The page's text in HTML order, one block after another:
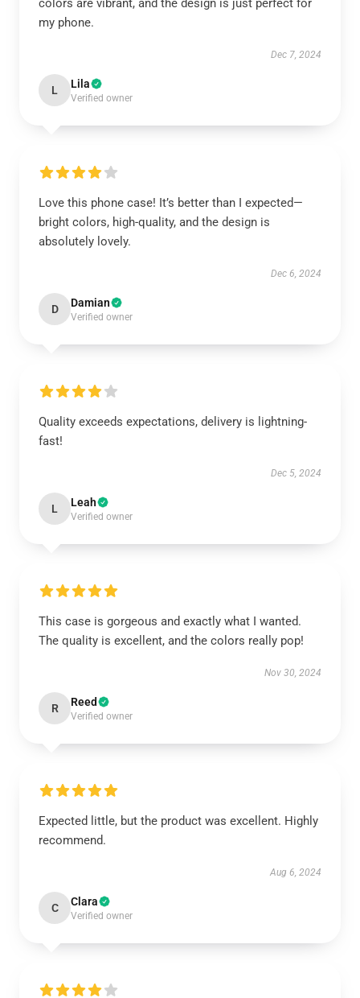
colors are vibrant, and the design is just perfect for
my phone.
Dec 7, 2024
L Lila
Verified owner
Love this phone case! It’s better than I expected—
bright colors, high-quality, and the design is
absolutely lovely.
Dec 6, 2024
D Damian
Verified owner
Quality exceeds expectations, delivery is lightning-
fast!
Dec 5, 2024
L Leah
Verified owner
This case is gorgeous and exactly what I wanted.
The quality is excellent, and the colors really pop!
Nov 30, 2024
R Reed
Verified owner
Expected little, but the product was excellent. Highly
recommend.
Aug 6, 2024
C Clara
Verified owner